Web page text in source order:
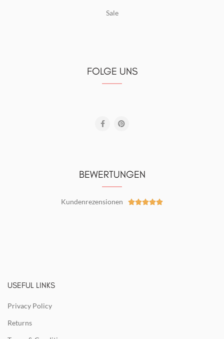
Sale
FOLGE UNS
BEWERTUNGEN
Kundenrezensionen 
USEFUL LINKS
Privacy Policy
Returns